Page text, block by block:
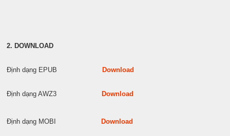
2. DOWNLOAD
Định dạng EPUB Download
Định dạng AWZ3 Download
Định dạng MOBI Download